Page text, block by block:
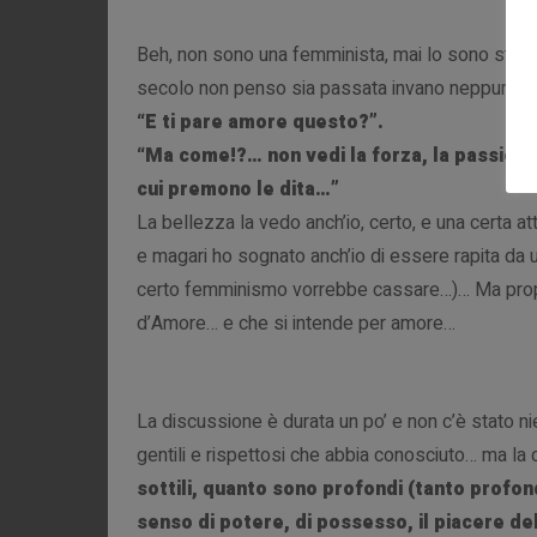
Beh, non sono una femminista, mai lo sono
secolo non penso sia passata invano neppure
“E ti pare amore questo?”.
“Ma come!?… non vedi la forza, la
cui premono le dita…”
La bellezza la vedo anch’io, certo, e una certa
e magari ho sognato anch’io di essere rapita
certo femminismo vorrebbe cassare…)… Ma
d’Amore… e che si intende per amore…
La discussione è durata un po’ e non c’è stato
gentili e rispettosi che abbia conosciuto… ma la
sottili, quanto sono profondi (tanto
senso di potere, di possesso, il piacere